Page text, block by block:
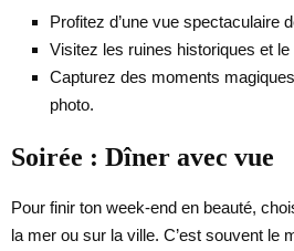
Profitez d’une vue spectaculaire
Visitez les ruines historiques et le
Capturez des moments
photo.
Soirée : Dîner avec vue
Pour finir ton week-end en beauté,
la mer ou sur la ville. C’est souvent le